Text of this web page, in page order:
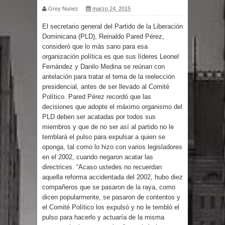
por un delicado problema cardíaco
Abel Martínez llama a los
dominicanos a unirse para sacar al
PRM del Gobierno
Tres detenidos tras detectarse una
presunta estafa contra el
Ayuntamiento de Santiago
PRM votará “por aclamación” a sus
nuevas autoridades
El expresidente peruano Ollanta
Grey Nunez marzo 24, 2015
El secretario general del Partido de la Liberación
Dominicana (PLD), Reinaldo Pared Pérez,
consideró que lo más sano para esa
organización política es que sus líderes Leonel
Fernández y Danilo Medina se reúnan con
antelación para tratar el tema de la reelección
presidencial, antes de ser llevado al Comité
Político. Pared Pérez recordó que las
decisiones que adopte el máximo organismo del
PLD deben ser acatadas por todos sus
miembros y que de no ser así al partido no le
temblará el pulso para expulsar a quien se
oponga, tal como lo hizo con varios legisladores
en el 2002, cuando negaron acatar las
directrices. “Acaso ustedes no recuerdan
aquella reforma accidentada del 2002, hubo diez
compañeros que se pasaron de la raya, como
dicen popularmente, se pasaron de contentos y
el Comité Político los expulsó y no le tembló el
pulso para hacerlo y actuaría de la misma